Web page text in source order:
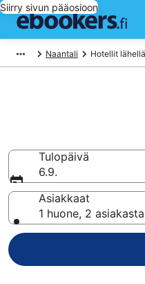
Siirry sivun pääosioon
Naantali Hotellit
Tulopäivä
6.9.
Asiakkaat
1 huone, 2 asiakasta